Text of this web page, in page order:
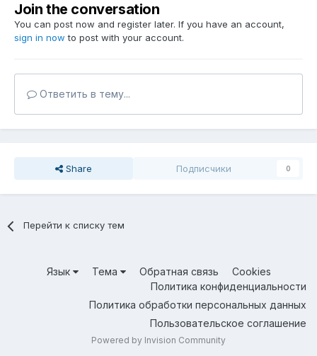
Join the conversation
You can post now and register later. If you have an account,
sign in now to post with your account.
Ответить в тему...
Share Подписчики 0
Перейти к списку тем
Язык Тема Обратная связь
Cookies
Политика конфиденциальности
Политика обработки персональных данных
Пользовательское соглашение
Powered by Invision Community